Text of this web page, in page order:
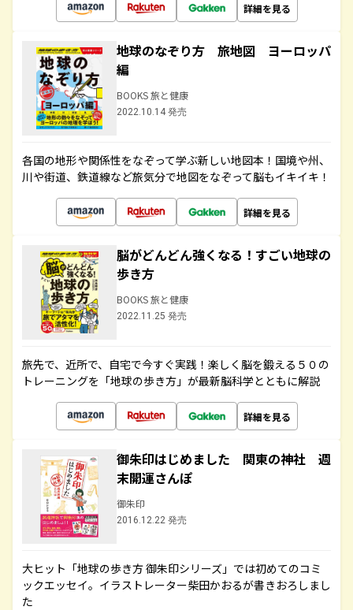
詳細を見る
地球のなぞり方 旅地図 ヨーロッパ
編
BOOKS 旅と健康
2022.10.14 発売
各国の地形や関係性をなぞって学ぶ新しい地図本！国境や州、
川や街道、鉄道線など旅気分で地図をなぞって脳もイキイキ！
詳細を見る
脳がどんどん強くなる！すごい地球の
歩き方
BOOKS 旅と健康
2022.11.25 発売
旅先で、近所で、自宅で今すぐ実践！楽しく脳を鍛える５０の
トレーニングを「地球の歩き方」が最新脳科学とともに解説
詳細を見る
御朱印はじめました 関東の神社 週
末開運さんぽ
御朱印
2016.12.22 発売
大ヒット「地球の歩き方 御朱印シリーズ」では初めてのコミ
ックエッセイ。イラストレーター柴田かおるが書きおろしまし
た